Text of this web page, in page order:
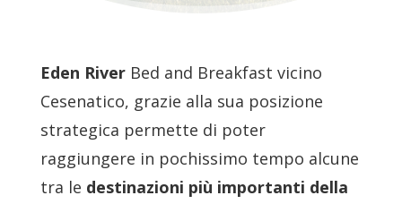
Eden River Bed and Breakfast vicino
Cesenatico, grazie alla sua posizione
strategica permette di poter
raggiungere in pochissimo tempo alcune
tra le destinazioni più importanti della